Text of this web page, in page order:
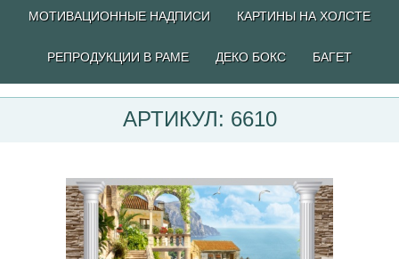
МОТИВАЦИОННЫЕ НАДПИСИ КАРТИНЫ НА ХОЛСТЕ
РЕПРОДУКЦИИ В РАМЕ ДЕКО БОКС БАГЕТ
АРТИКУЛ: 6610